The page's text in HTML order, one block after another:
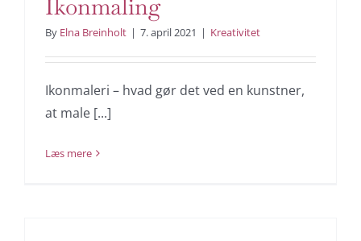
Ikonmaling
By Elna Breinholt | 7. april 2021 | Kreativitet
Ikonmaleri – hvad gør det ved en kunstner,
at male [...]
Læs mere